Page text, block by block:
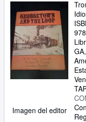
Imagen del editor